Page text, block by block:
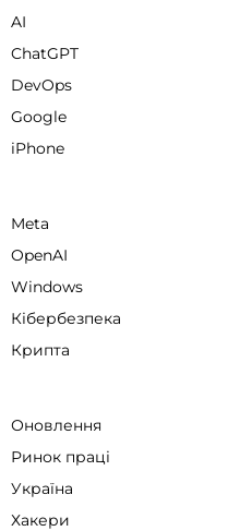
AI
ChatGPT
DevOps
Google
iPhone
Meta
OpenAI
Windows
Кібербезпека
Крипта
Оновлення
Ринок праці
Україна
Хакери